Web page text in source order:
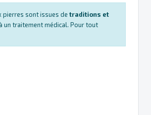
sont issues de traditions et
un traitement médical. Pour tout